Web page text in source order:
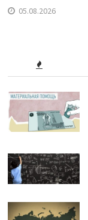
05.08.2026